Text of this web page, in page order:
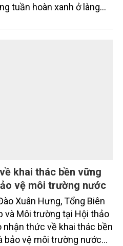
tuần hoàn xanh ở làng
được thị trường trong nước
khai thác bền vững
vệ môi trường nước
Xuân Hưng, Tổng Biên
và Môi trường tại Hội thảo
nhận thức về khai thác bền
bảo vệ môi trường nước